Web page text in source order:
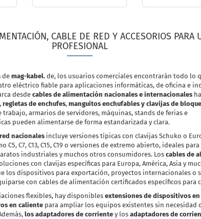
CABLE DE RED Y ACCESORIOS PARA
PROFESIONAL
demag-kabel. de, los usuarios comerciales encontrarán todo lo
eléctrico fiable para aplicaciones informáticas, de oficina e
desdecables de alimentación nacionales e internacionales
de enchufes,manguitos enchufables y clavijas de
trabajo, armarios de servidores, máquinas, stands de ferias e
pueden alimentarse de forma estandarizada y clara.
nacionales incluye versiones típicas con clavijas Schuko o
C5, C7, C13, C15, C19 o versiones de extremo abierto, ideales para
industriales y muchos otros consumidores. Loscables de
con clavijas específicas para Europa, América, Asia y
los dispositivos para exportación, proyectos internacionales o
con cables de alimentación certificados específicos para
flexibles, hay disponiblesextensiones de dispositivos
en caliente para ampliar los equipos existentes sin necesidad
los adaptadores de corriente y losadaptadores de